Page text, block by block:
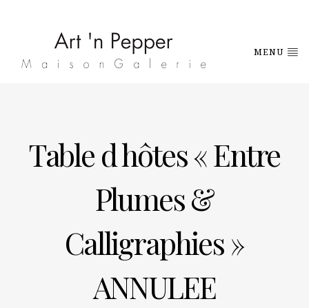
MENU
Table d hôtes « Entre
Plumes &
Calligraphies »
ANNULEE